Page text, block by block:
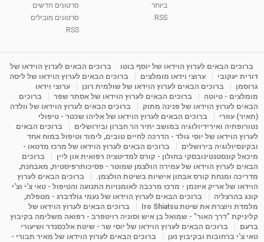
ליסה גרוסמן - המרכז לאימון התנהגותי - קשב
09:12
מדיטציה בדמיון מודרך - היכרות עם האני הפנימי
מאת admin 11 שנים 3,644 צפיות
פנינה מתוק - מרכז "נתיב הלב" בהרצליה-
מדיטציה-התחדשות
Shahar-vod
ביותר
RSS
סרטונים חדשים
סרטונים מובילים
RSS
ברוכים הבאים לערוץ הוידאו של יוסף בוטו
ברוכים הבאים לערוץ הוידאו של
דורית יעקובי
ערוצי וידאו מומלצים
ברוכים הבאים לערוץ הוידאו של ליסה
גרוסמן
ברוכים הבאים לערוץ הוידאו של שולמית רונן
ערוצי וידאו
מומלצים - טיוטה
ברוכים הבאים לערוץ הוידאו של אסתר שפר
ברוכים
הבאים לערוץ הוידאו של פנינה מתוק
ברוכים הבאים לערוץ הוידאו של וולדה
(תאיר) עוזרי
ברוכים הבאים לערוץ הוידאו של אליהו שכטר - טיפולי
נטורופתיה ואירידיולוגיה במושב יתיר הר חברון ובירושלים
ברוכים הבאים
לערוץ הוידאו של יוסי גולד - הדרכה לחיים טובים, לימוד וטיפול במוח אחד
ובקינסיולוגיה בירושלים
ברוכים הבאים לערוץ הוידאו של מרכז מדטאו -
מיכאל קונסטנטינובסקי בחולון - קורס למדיטציה רפואית און ליין
ברוכים
הבאים לערוץ הוידאו של עמירה הולצמן שמוטר - פסיכותרפיסטית, מאבחנת,
מדריכה ומנחת קורס אבחון אישיות בשיטת הולצמן.
ברוכים הבאים לערוץ
הוידאו של אריק איזנמן - מרכז מרכבה לאומנויות התנועה והטיפול - טאי צ'י וצ'י
קונג בהרצליה
ברוכים הבאים לערוץ הוידאו של נעמי גולדברג - מטפלת,
מלמדת ויוצרת את שיטת Iro Shiatsu
ברוכים הבאים לערוץ הוידאו של
קליניקת "דרך האור" - שמואל בן איש וסוניה רויטפרב - רפואה משלימה בקיבוץ
ברעם
ברוכים הבאים לערוץ הוידאו של יוסי שר - שיטת אלכסנדר ושיעורי
טאי צ'י ברחובות ובקיבוץ נען
ברוכים הבאים לערוץ הוידאו של מאיר תבורי -